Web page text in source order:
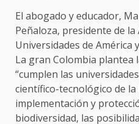
El abogado y educador,
Peñaloza, presidente de la
Universidades de América
La gran Colombia plantea
“cumplen las
científico-tecnológico de la
implementación y
biodiversidad, las